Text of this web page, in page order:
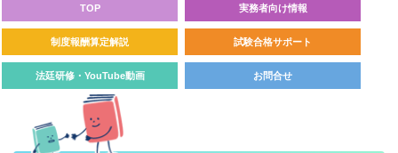
TOP 実務者向け情報
制度報酬算定解説 試験合格サポート
法廷研修・YouTube動画 お問合せ